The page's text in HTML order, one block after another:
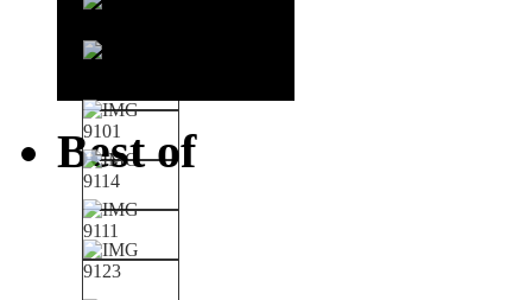
Best of